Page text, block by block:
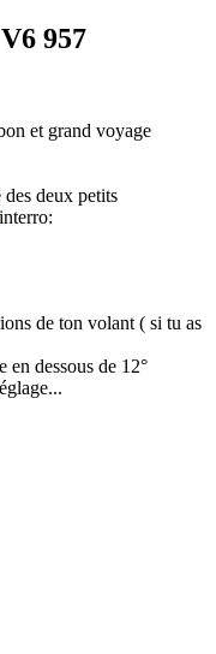
957
et grand voyage
deux petits
de ton volant ( si tu as
dessous de 12°